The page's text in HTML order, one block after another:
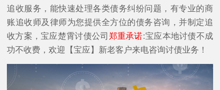
追收服务，能快速处理各类债务纠纷问题，有专业的商
账追收师及律师为您提供全方位的债务咨询，并制定追
收方案，宝应楚霄讨债公司 郑重承诺:宝应本地讨债不成
功不收费，欢迎【宝应】新老客户来电咨询讨债业务！